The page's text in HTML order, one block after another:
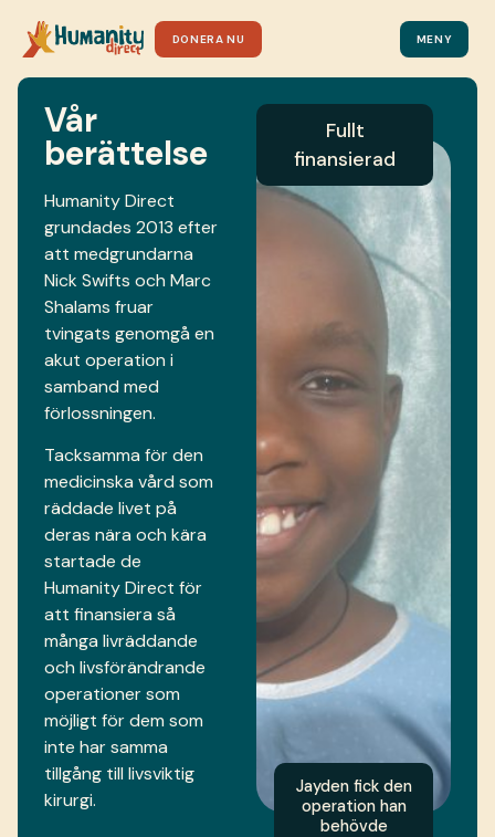
DONERA NU MENY
Vår
berättelse
Humanity Direct
grundades 2013 efter
att medgrundarna
Nick Swifts och Marc
Shalams fruar
tvingats genomgå en
akut operation i
samband med
förlossningen.
Tacksamma för den
medicinska vård som
räddade livet på
deras nära och kära
startade de
Humanity Direct för
att finansiera så
många livräddande
och livsförändrande
operationer som
möjligt för dem som
inte har samma
tillgång till livsviktig
kirurgi.
Fullt
finansierad
Jayden fick den
operation han
behövde